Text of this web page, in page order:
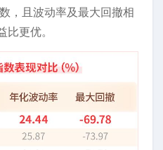
，且波动率及最大回撤相
更优。